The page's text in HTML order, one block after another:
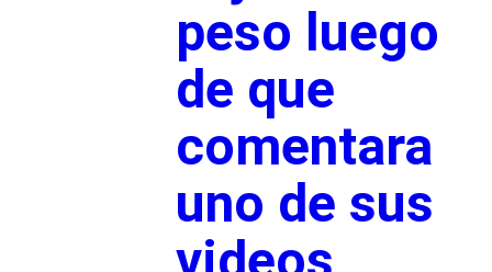
peso luego
de que
comentara
uno de sus